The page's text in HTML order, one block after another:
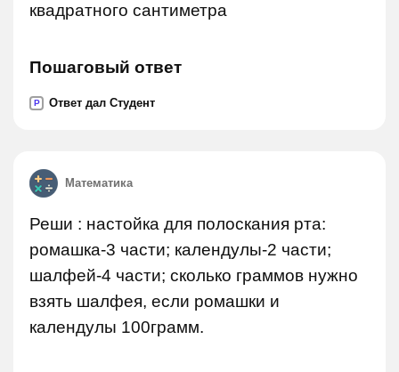
квадратного сантиметра
Пошаговый ответ
P Ответ дал Студент
Математика
Реши : настойка для полоскания рта:
ромашка-3 части; календулы-2 части;
шалфей-4 части; сколько граммов нужно
взять шалфея, если ромашки и
календулы 100грамм.